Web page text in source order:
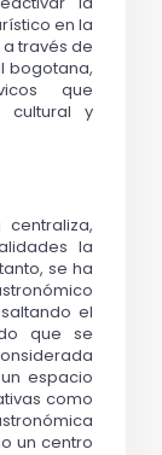
en la
través de
bogotana,
que
cultural y
la
se ha
el
que se
espacio
como
un centro